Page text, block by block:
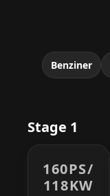
Benziner
Stage 1
160PS/
118KW